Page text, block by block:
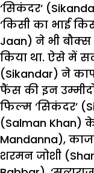
‘सिकंदर’
‘किसी का भाई
Jaan) ने भी
किया था. ऐसे में
(Sikandar) ने
फैंस की इन
फिल्म ‘सिकंदर’
(Salman Khan)
Mandanna),
शरमन जोशी